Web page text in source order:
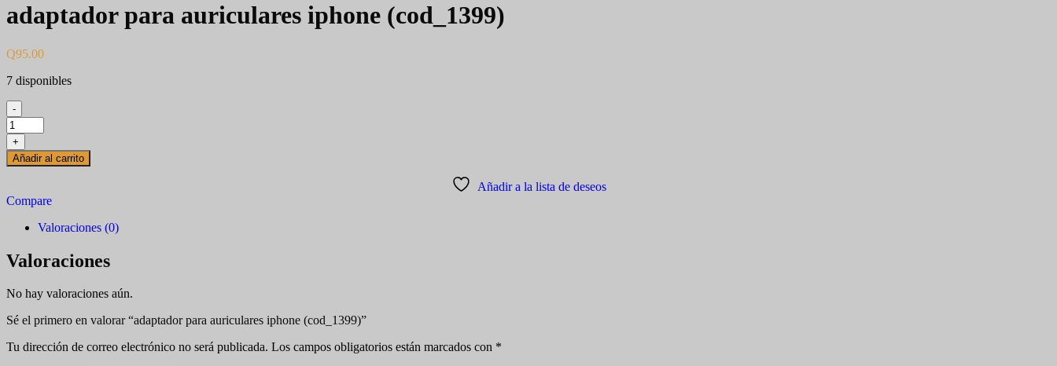
adaptador para auriculares iphone (cod_1399)
Q95.00
7 disponibles
-
adaptador
para
auriculares
iphone
cantidad
+
Añadir al carrito
Añadir a la lista de deseos
Compare
Valoraciones (0)
Valoraciones
No hay valoraciones aún.
Sé el primero en valorar “adaptador para auriculares iphone (cod_1399)”
Tu dirección de correo electrónico no será publicada. Los campos obligatorios están marcados con *